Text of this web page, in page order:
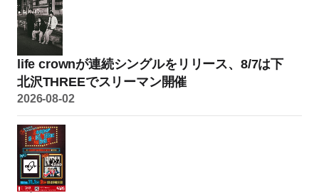
life crownが連続シングルをリリース、8/7は下
北沢THREEでスリーマン開催
2026-08-02